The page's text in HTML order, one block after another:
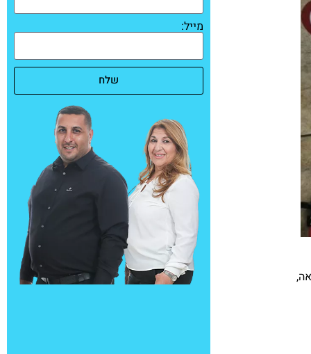
קרקע של 4,450 מטר, מניב מעל 7% תשואה,
מייל:
שלח